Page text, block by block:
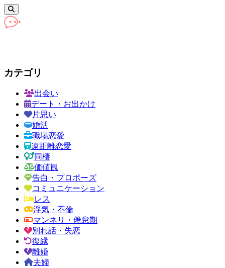
カテゴリ
出会い
デート・お出かけ
片思い
婚活
職場恋愛
遠距離恋愛
同棲
価値観
告白・プロポーズ
コミュニケーション
レス
浮気・不倫
マンネリ・倦怠期
別れ話・失恋
復縁
離婚
夫婦